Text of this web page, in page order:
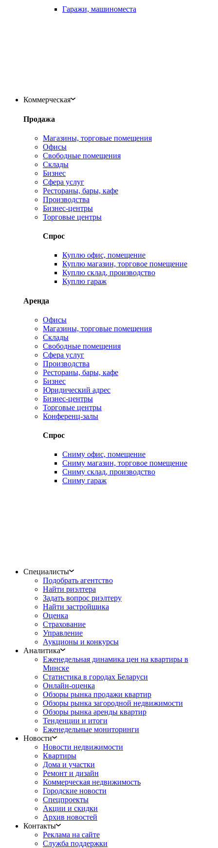
Гаражи, машиноместа
Коммерческая
Продажа
Магазины, торговые помещения
Офисы
Свободные помещения
Склады
Бизнес
Сфера услуг
Рестораны, бары, кафе
Производства
Бизнес-центры
Торговые центры
Спрос
Куплю офис, помещение
Куплю магазин, торговое помещение
Куплю склад, производство
Куплю гараж
Аренда
Офисы
Магазины, торговые помещения
Склады
Свободные помещения
Сфера услуг
Производства
Рестораны, бары, кафе
Бизнес
Юридический адрес
Бизнес-центры
Торговые центры
Конференц-залы
Спрос
Сниму офис, помещение
Сниму магазин, торговое помещение
Сниму склад, производство
Сниму гараж
Специалисты
Подобрать агентство
Найти риэлтера
Задать вопрос риэлтеру
Найти застройщика
Оценка
Страхование
Управление
Аукционы и конкурсы
Аналитика
Еженедельная динамика цен на квартиры в
Минске
Статистика в городах Беларуси
Онлайн-оценка
Обзоры рынка продажи квартир
Обзоры рынка загородной недвижимости
Обзоры рынка аренды квартир
Тенденции и итоги
Еженедельные мониторинги
Новости
Новости недвижимости
Квартиры
Дома и участки
Ремонт и дизайн
Коммерческая недвижимость
Городские новости
Спецпроекты
Акции и скидки
Архив новостей
Контакты
Реклама на сайте
Служба поддержки